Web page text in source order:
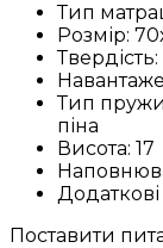
Тип
Розмір:
Твердість:
Тип
піна
Висота: 17
Додаткові
Поставити